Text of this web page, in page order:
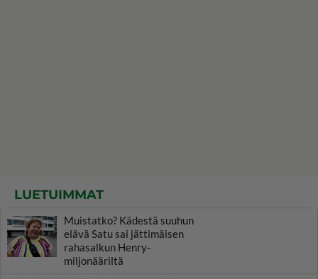
LUETUIMMAT
Muistatko? Kädestä suuhun
elävä Satu sai jättimäisen
rahasalkun Henry-
miljonääriltä